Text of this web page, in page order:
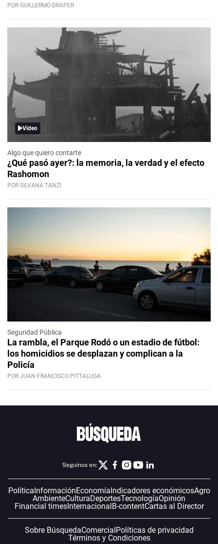
POR GUILLERMO DRAPER
Video
Algo que quiero contarte
¿Qué pasó ayer?: la memoria, la verdad y el efecto
Rashomon
POR SILVANA TANZI
Seguridad Pública
La rambla, el Parque Rodó o un estadio de fútbol:
los homicidios se desplazan y complican a la
Policía
POR JUAN FRANCISCO PITTALUGA
Seguinos en:
Política InformaciónEconomía Indicadores económicosAgro
AmbienteCulturaDeportesTecnologíaOpinión
Financial timesInternacional B-contentCartas al Director
Sobre BúsquedaComercial Políticas de privacidad
Términos y Condiciones